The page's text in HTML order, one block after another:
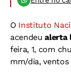
O Instituto
acendeualerta
feira, 1, com
mm/dia,